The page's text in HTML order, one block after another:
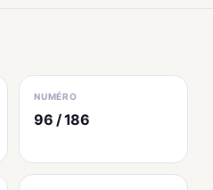
NUMÉRO
96 / 186